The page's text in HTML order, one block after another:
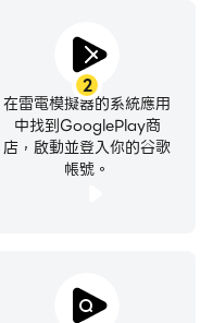
2
在雷電模擬器的系統應用
中找到GooglePlay商
店，啟動並登入你的谷歌
帳號。